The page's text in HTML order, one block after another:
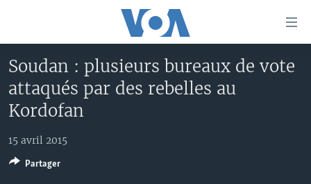
principal
Retour
navigation
Retour
À LA UNE
AFRIQUE
TV
VOA60 AFRIQUE
LE MONDE AUJOURD'HUI
AUTRES LANGUES
Soudan : plusieurs bureaux de vote
attaqués par des rebelles au
Kordofan
15 avril 2015
Partager